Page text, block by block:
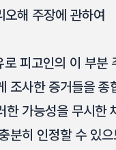
오해 주장에 관하여
로 피고인의 이 부분
조사한 증거들을
한 가능성을 무시한
분히 인정할 수 있